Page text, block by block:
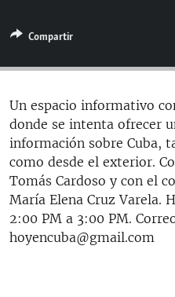
ESPECIALES
ESPECIALES
LA REALIDAD DE LA
SER VIEJO EN CUBA
KENTU-CUBANO
LOS SANTOS DE HIALEAH
DESINFORMACIÓN RUSA
LA INVASIÓN DE RUSIA A
MULTIMEDIA
EDITORIALES
SÍGUENOS
Compartir
Un espacio informativo
donde se intenta ofrecer
información sobre Cuba,
como desde el exterior.
Tomás Cardoso y con el
María Elena Cruz Varela.
2:00 PM a 3:00 PM.
hoyencuba@gmail.com